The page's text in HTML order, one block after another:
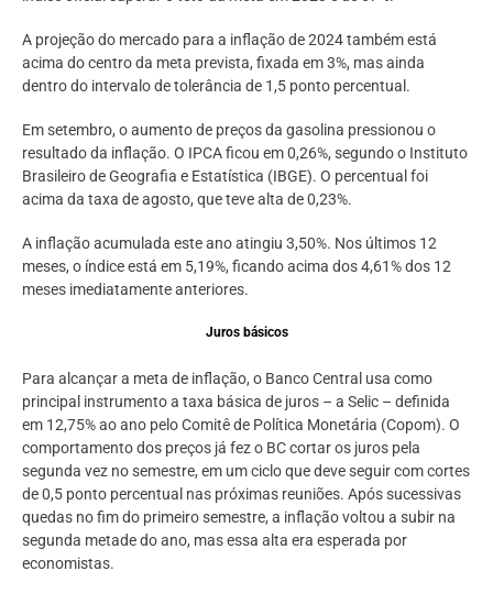
A projeção do mercado para a inflação de 2024 também está
acima do centro da meta prevista, fixada em 3%, mas ainda
dentro do intervalo de tolerância de 1,5 ponto percentual.
Em setembro, o aumento de preços da gasolina pressionou o
resultado da inflação. O IPCA ficou em 0,26%, segundo o Instituto
Brasileiro de Geografia e Estatística (IBGE). O percentual foi
acima da taxa de agosto, que teve alta de 0,23%.
A inflação acumulada este ano atingiu 3,50%. Nos últimos 12
meses, o índice está em 5,19%, ficando acima dos 4,61% dos 12
meses imediatamente anteriores.
Juros básicos
Para alcançar a meta de inflação, o Banco Central usa como
principal instrumento a taxa básica de juros – a Selic – definida
em 12,75% ao ano pelo Comitê de Política Monetária (Copom). O
comportamento dos preços já fez o BC cortar os juros pela
segunda vez no semestre, em um ciclo que deve seguir com cortes
de 0,5 ponto percentual nas próximas reuniões. Após sucessivas
quedas no fim do primeiro semestre, a inflação voltou a subir na
segunda metade do ano, mas essa alta era esperada por
economistas.